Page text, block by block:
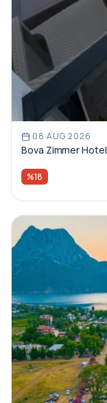
08 AUG 2026
Bova Zimmer Hotel
%18